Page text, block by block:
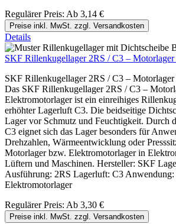
Regulärer Preis: Ab 3,14 €
Preise inkl. MwSt. zzgl. Versandkosten
Details
SKF Rillenkugellager 2RS / C3 –
SKF Rillenkugellager 2RS / C3 –
Das SKF Rillenkugellager 2RS / C3 –
Elektromotorlager ist ein einreihiges
erhöhter Lagerluft C3. Die beidseitige
Lager vor Schmutz und Feuchtigkeit. Durch
C3 eignet sich das Lager besonders für
Drehzahlen, Wärmeentwicklung oder
Motorlager bzw. Elektromotorlager in
Lüftern und Maschinen. Hersteller: SKF
Ausführung: 2RS Lagerluft: C3
Elektromotorlager
Regulärer Preis: Ab 3,30 €
Preise inkl. MwSt. zzgl. Versandkosten